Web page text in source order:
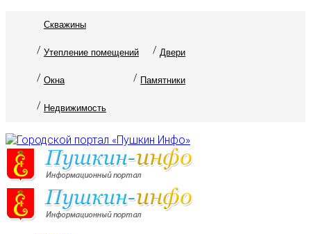
Скважины
Утепление помещений Двери
Окна Памятники
Недвижимость